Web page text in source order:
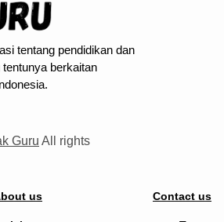
tentang pendidikan dan
berkaitan
Guru All rights
us Contact us